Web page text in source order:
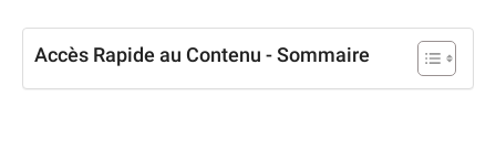
Accès Rapide au Contenu - Sommaire